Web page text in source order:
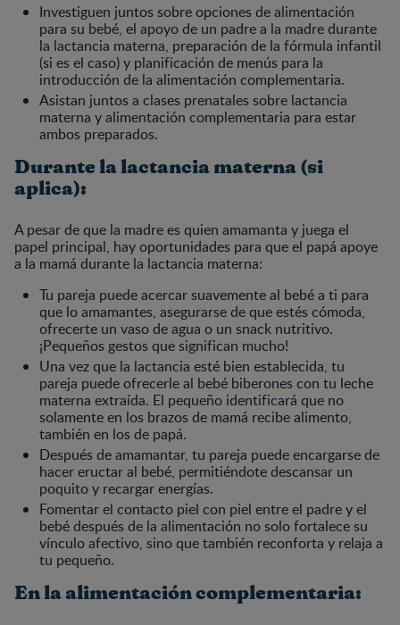
Investiguen juntos sobre opciones de alimentación
para su bebé, el apoyo de un padre a la madre durante
la lactancia materna, preparación de la fórmula infantil
(si es el caso) y planificación de menús para la
introducción de la alimentación complementaria.
Asistan juntos a clases prenatales sobre lactancia
materna y alimentación complementaria para estar
ambos preparados.
Durante la lactancia materna (si
aplica):
A pesar de que la madre es quien amamanta y juega el
papel principal, hay oportunidades para que el papá apoye
a la mamá durante la lactancia materna:
Tu pareja puede acercar suavemente al bebé a ti para
que lo amamantes, asegurarse de que estés cómoda,
ofrecerte un vaso de agua o un snack nutritivo.
¡Pequeños gestos que significan mucho!
Una vez que la lactancia esté bien establecida, tu
pareja puede ofrecerle al bebé biberones con tu leche
materna extraída. El pequeño identificará que no
solamente en los brazos de mamá recibe alimento,
también en los de papá.
Después de amamantar, tu pareja puede encargarse de
hacer eructar al bebé, permitiéndote descansar un
poquito y recargar energías.
Fomentar el contacto piel con piel entre el padre y el
bebé después de la alimentación no solo fortalece su
vínculo afectivo, sino que también reconforta y relaja a
tu pequeño.
En la alimentación complementaria: